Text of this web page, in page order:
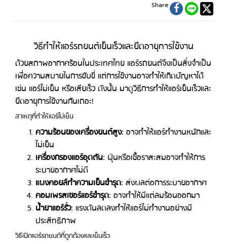
Share
วิธีทำให้แอร์รถยนต์เย็นเร็วและยืดอายุการใช้งาน
ด้วยสภาพอากาศร้อนในประเทศไทย แอร์รถยนต์จึงเป็นสิ่งจำเป็น
เพื่อความสบายในการขับขี่ แต่การใช้งานอาจทำให้เกิดปัญหาได้
เช่น แอร์ไม่เย็น หรือเสียเร็ว ดังนั้น มาดูวิธีการทำให้แอร์เย็นเร็วและ
ยืดอายุการใช้งานกันเถอะ!
สาเหตุที่ทำให้แอร์ไม่เย็น
ความร้อนของเครื่องยนต์สูง: อาจทำให้แอร์ทำงานหนักและ
ไม่เย็น
เครื่องกรองแอร์อุดตัน: ฝุ่นหรือเชื้อราสะสมอาจทำให้การ
ระบายอากาศไม่ดี
แผงคอยล์ทำความเย็นชำรุด: ส่งผลต่อการระบายอากาศ
คอมเพรสเซอร์แอร์ชำรุด: อาจทำให้มีแต่ลมร้อนออกมา
น้ำยาแอร์รั่ว: แรงดันลดลงทำให้แอร์ไม่ทำงานอย่างมี
ประสิทธิภาพ
วิธีเปิดแอร์รถยนต์ที่ถูกต้องและเย็นเร็ว